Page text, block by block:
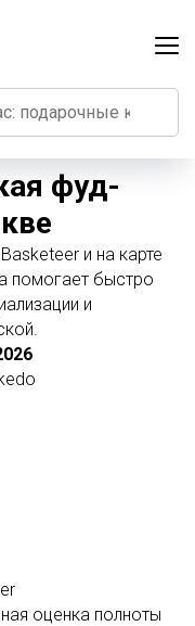
фуд-
и на карте
помогает быстро
и
оценка полноты